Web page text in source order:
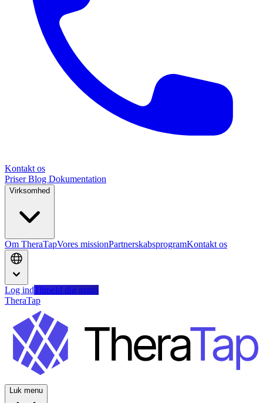
Kontakt os
PriserBlog Dokumentation
Virksomhed
Om TheraTapVores missionPartnerskabsprogramKontakt os
Log indTilmeld dig gratis
TheraTap
Luk menu